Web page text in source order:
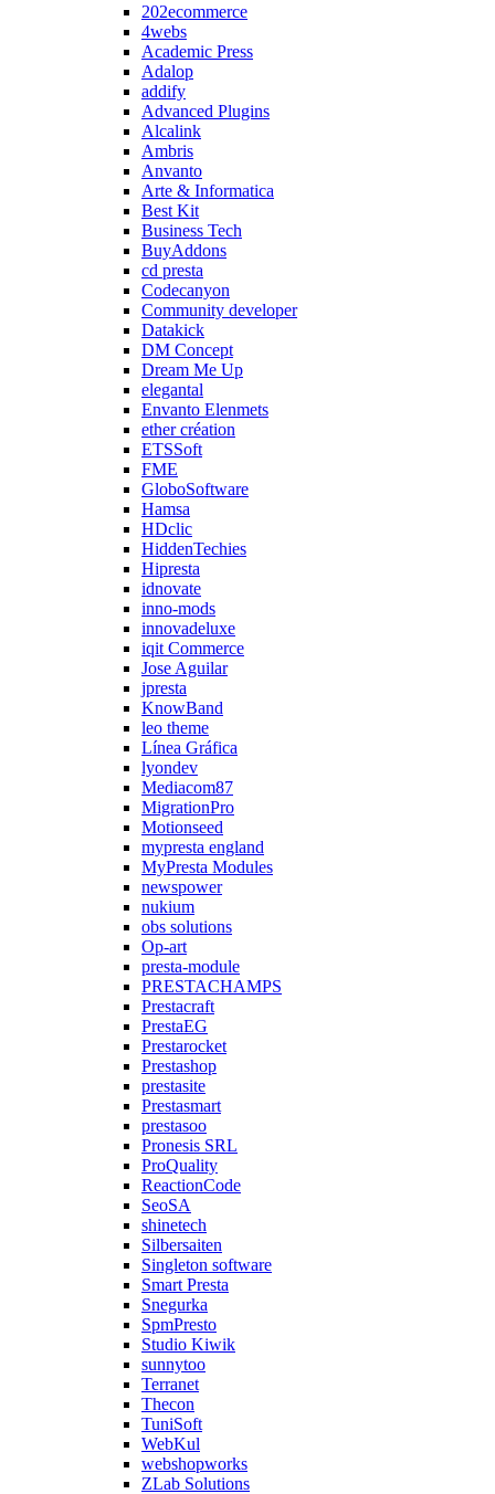
202ecommerce
4webs
Academic Press
Adalop
addify
Advanced Plugins
Alcalink
Ambris
Anvanto
Arte & Informatica
Best Kit
Business Tech
BuyAddons
cd presta
Codecanyon
Community developer
Datakick
DM Concept
Dream Me Up
elegantal
Envanto Elenmets
ether création
ETSSoft
FME
GloboSoftware
Hamsa
HDclic
HiddenTechies
Hipresta
idnovate
inno-mods
innovadeluxe
iqit Commerce
Jose Aguilar
jpresta
KnowBand
leo theme
Línea Gráfica
lyondev
Mediacom87
MigrationPro
Motionseed
mypresta england
MyPresta Modules
newspower
nukium
obs solutions
Op-art
presta-module
PRESTACHAMPS
Prestacraft
PrestaEG
Prestarocket
Prestashop
prestasite
Prestasmart
prestasoo
Pronesis SRL
ProQuality
ReactionCode
SeoSA
shinetech
Silbersaiten
Singleton software
Smart Presta
Snegurka
SpmPresto
Studio Kiwik
sunnytoo
Terranet
Thecon
TuniSoft
WebKul
webshopworks
ZLab Solutions